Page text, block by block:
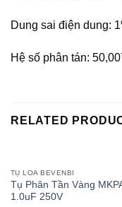
Dung sai điện dung:
Hệ số phân tán:
RELATED
TỤ LOA BEVENBI
Tụ Phân Tần Vàng
1.0uF 250V